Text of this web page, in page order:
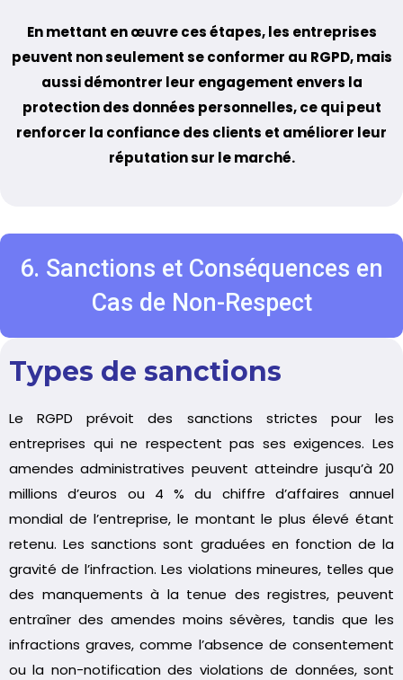
En mettant en œuvre ces étapes, les entreprises
peuvent non seulement se conformer au RGPD, mais
aussi démontrer leur engagement envers la
protection des données personnelles, ce qui peut
renforcer la confiance des clients et améliorer leur
réputation sur le marché.
6. Sanctions et Conséquences en
Cas de Non-Respect
Types de sanctions
Le RGPD prévoit des sanctions strictes pour les
entreprises qui ne respectent pas ses exigences. Les
amendes administratives peuvent atteindre jusqu’à 20
millions d’euros ou 4 % du chiffre d’affaires annuel
mondial de l’entreprise, le montant le plus élevé étant
retenu. Les sanctions sont graduées en fonction de la
gravité de l’infraction. Les violations mineures, telles que
des manquements à la tenue des registres, peuvent
entraîner des amendes moins sévères, tandis que les
infractions graves, comme l’absence de consentement
ou la non-notification des violations de données, sont